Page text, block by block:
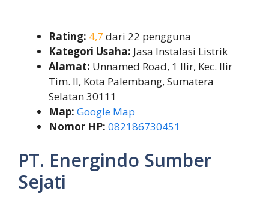
Rating: 4,7 dari 22 pengguna
Kategori Usaha: Jasa Instalasi Listrik
Alamat: Unnamed Road, 1 Ilir, Kec. Ilir
Tim. II, Kota Palembang, Sumatera
Selatan 30111
Map: Google Map
Nomor HP: 082186730451
PT. Energindo Sumber
Sejati